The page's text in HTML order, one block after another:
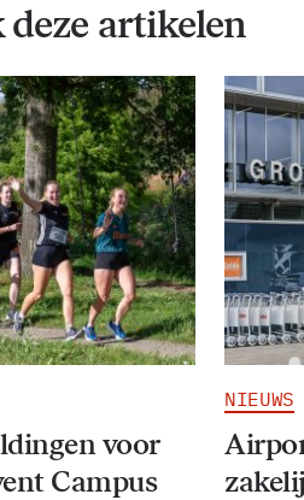
deze artikelen
voor
Campus
NIEUWS